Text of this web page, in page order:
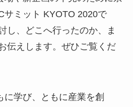
サミット KYOTO 2020で
し、どこへ行ったのか、ま
伝えします。ぜひご覧くだ
に学び、ともに産業を創